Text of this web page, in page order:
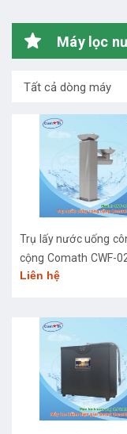
Máy lọc
Tất cả dòng máy
Trụ lấy nước uống
cộng Comath CWF-
Liên hệ